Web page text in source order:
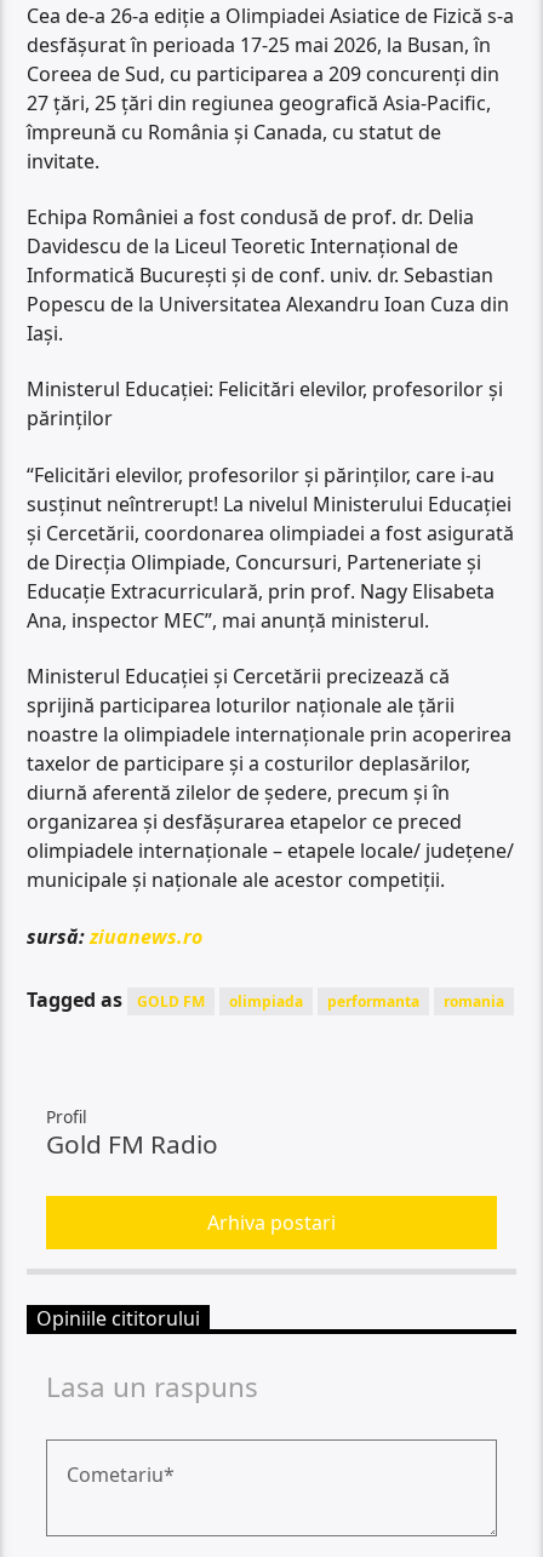
Cea de-a 26-a ediţie a Olimpiadei Asiatice de Fizică s-a
desfăşurat în perioada 17-25 mai 2026, la Busan, în
Coreea de Sud, cu participarea a 209 concurenţi din
27 ţări, 25 ţări din regiunea geografică Asia-Pacific,
împreună cu România şi Canada, cu statut de
invitate.
Echipa României a fost condusă de prof. dr. Delia
Davidescu de la Liceul Teoretic Internaţional de
Informatică Bucureşti şi de conf. univ. dr. Sebastian
Popescu de la Universitatea Alexandru Ioan Cuza din
Iaşi.
Ministerul Educaţiei: Felicitări elevilor, profesorilor şi
părinţilor
“Felicitări elevilor, profesorilor şi părinţilor, care i-au
susţinut neîntrerupt! La nivelul Ministerului Educaţiei
şi Cercetării, coordonarea olimpiadei a fost asigurată
de Direcţia Olimpiade, Concursuri, Parteneriate şi
Educaţie Extracurriculară, prin prof. Nagy Elisabeta
Ana, inspector MEC”, mai anunţă ministerul.
Ministerul Educaţiei şi Cercetării precizează că
sprijină participarea loturilor naţionale ale ţării
noastre la olimpiadele internaţionale prin acoperirea
taxelor de participare şi a costurilor deplasărilor,
diurnă aferentă zilelor de şedere, precum şi în
organizarea şi desfăşurarea etapelor ce preced
olimpiadele internaţionale – etapele locale/ judeţene/
municipale şi naţionale ale acestor competiţii.
sursă:ziuanews.ro
Tagged as GOLD FM olimpiada performanta romania
Profil
Gold FM Radio
Arhiva postari
Opiniile cititorului
Lasa un raspuns